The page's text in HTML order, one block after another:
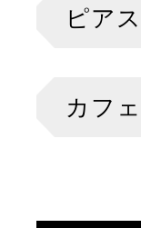
ピアス
カフェ